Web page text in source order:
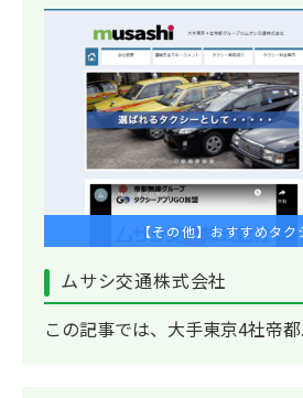
【その他】おすすめタ
ムサシ交通株式会社
この記事では、大手東京4社帝都